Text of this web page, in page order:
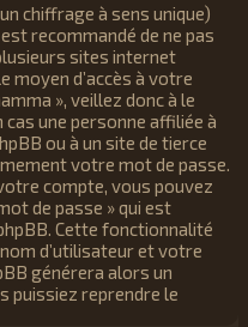
chiffrage à sens unique)
recommandé de ne pas
sites internet
moyen d’accès à votre
», veillez donc à le
une personne affiliée à
ou à un site de tierce
votre mot de passe.
compte, vous pouvez
de passe » qui est
Cette fonctionnalité
d’utilisateur et votre
générera alors un
puissiez reprendre le